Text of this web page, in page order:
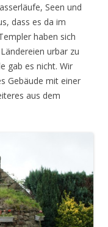
Seen und
dass es da im
haben sich
urbar zu
gab es nicht. Wir
Gebäude mit einer
aus dem